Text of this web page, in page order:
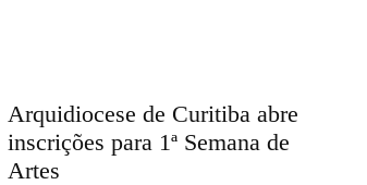
Arquidiocese de Curitiba abre
inscrições para 1ª Semana de
Artes